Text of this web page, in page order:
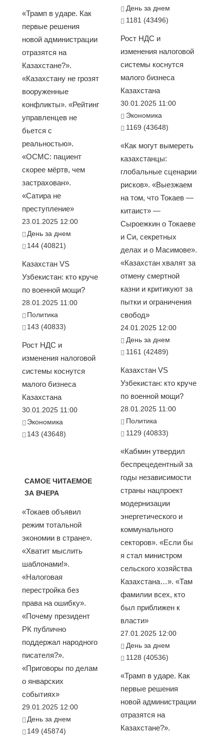
«Трамп в ударе. Как
первые решения
новой администрации
отразятся на
Казахстане?».
«Казахстану не грозят
вооруженные
конфликты». «Рейтинг
управленцев не
бьется с
реальностью».
«ОСМС: пациент
скорее мёртв, чем
застрахован».
«Сатира не
преступление»
23.01.2025 12:00
День за днем
144 (40821)
Казахстан VS
Узбекистан: кто круче
по военной мощи?
28.01.2025 11:00
Политика
143 (40833)
Рост НДС и
изменения налоговой
системы коснутся
малого бизнеса
Казахстана
30.01.2025 11:00
Экономика
143 (43648)
САМОЕ ЧИТАЕМОЕ
ЗА ВЧЕРА
«Токаев объявил
режим тотальной
экономии в стране».
«Хватит мыслить
шаблонами!».
«Налоговая
перестройка без
права на ошибку».
«Почему президент
РК публично
поддержал народного
писателя?».
«Приговоры по делам
о январских
событиях»
29.01.2025 12:00
День за днем
149 (45874)
День за днем
1181 (43496)
Рост НДС и
изменения налоговой
системы коснутся
малого бизнеса
Казахстана
30.01.2025 11:00
Экономика
1169 (43648)
«Как могут вымереть
казахстанцы:
глобальные сценарии
рисков». «Выезжаем
на том, что Токаев —
китаист» —
Сыроежкин о Токаеве
и Си, секретных
делах и о Масимове».
«Казахстан хвалят за
отмену смертной
казни и критикуют за
пытки и ограничения
свобод»
24.01.2025 12:00
День за днем
1161 (42489)
Казахстан VS
Узбекистан: кто круче
по военной мощи?
28.01.2025 11:00
Политика
1129 (40833)
«Кабмин утвердил
беспрецедентный за
годы независимости
страны нацпроект
модернизации
энергетического и
коммунального
секторов». «Если бы
я стал министром
сельского хозяйства
Казахстана…». «Там
фамилии всех, кто
был приближен к
власти»
27.01.2025 12:00
День за днем
1128 (40536)
«Трамп в ударе. Как
первые решения
новой администрации
отразятся на
Казахстане?».